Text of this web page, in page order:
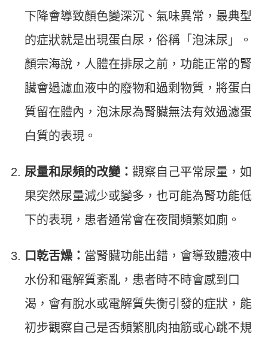
下降會導致顏色變深沉、氣味異常，最典型
的症狀就是出現蛋白尿，俗稱「泡沫尿」。
顏宗海說，人體在排尿之前，功能正常的腎
臟會過濾血液中的廢物和過剩物質，將蛋白
質留在體內，泡沫尿為腎臟無法有效過濾蛋
白質的表現。
尿量和尿頻的改變： 觀察自己平常尿量，如
果突然尿量減少或變多，也可能為腎功能低
下的表現，患者通常會在夜間頻繁如廁。
口乾舌燥： 當腎臟功能出錯，會導致體液中
水份和電解質紊亂，患者時不時會感到口
渴，會有脫水或電解質失衡引發的症狀，能
初步觀察自己是否頻繁肌肉抽筋或心跳不規